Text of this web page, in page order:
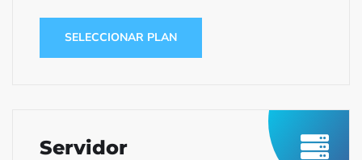
SELECCIONAR PLAN
Servidor